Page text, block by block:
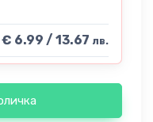
€ 6.99 / 13.67 лв.